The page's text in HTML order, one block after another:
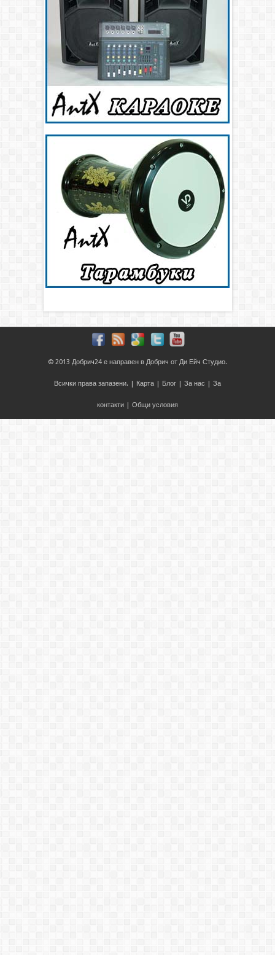
© 2013 Добрич24 е направен в Добрич от Ди Ейч Студио.
Всички права запазени. | Карта Блог За нас За
контакти Общи условия